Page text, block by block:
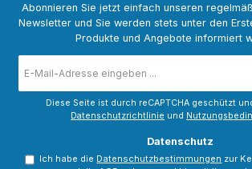
Abonnieren Sie jetzt einfach unseren
Newsletter und Sie werden stets unter den
Produkte und Angebote informiert
Mail-
Adresse
Diese Seite ist durch reCAPTCHA geschützt
Datenschutzrichtlinie und
Datenschutz
Ich habe die Datenschutzbestimmungen zur